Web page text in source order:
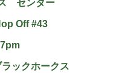
センター
Off #43
7pm
ックホークス